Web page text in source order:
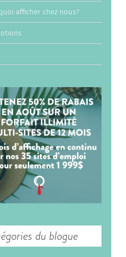
afficher chez nous?
du blogue